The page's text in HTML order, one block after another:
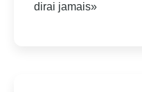
dirai jamais»